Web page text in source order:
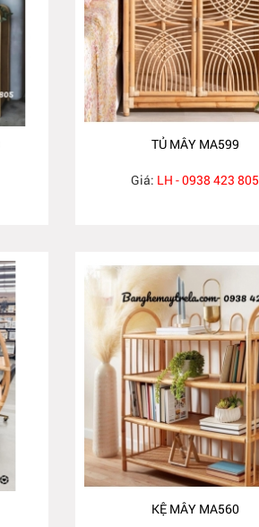
TỦ MÂY MA599
Giá: LH - 0938 423 805
KỆ MÂY MA560